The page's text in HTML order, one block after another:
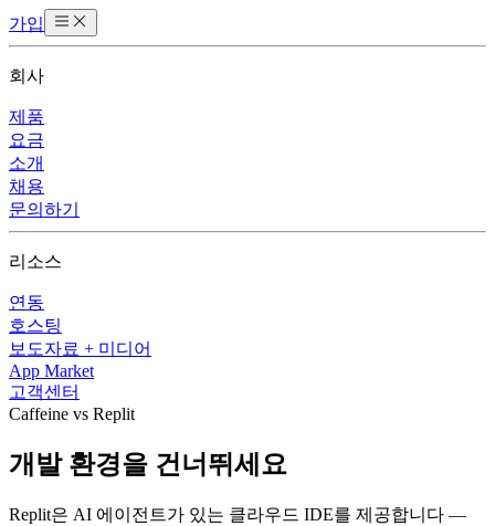
가입
회사
제품
요금
소개
채용
문의하기
리소스
연동
호스팅
보도자료 + 미디어
App Market
고객센터
Caffeine vs Replit
개발 환경을 건너뛰세요
Replit은 AI 에이전트가 있는 클라우드 IDE를 제공합니다 —